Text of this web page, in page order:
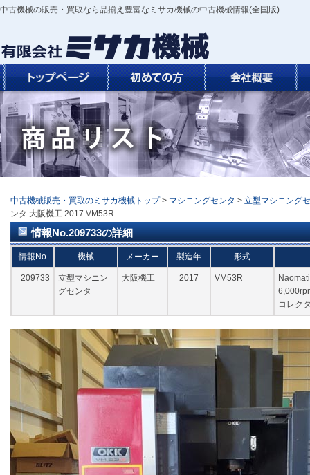
中古機械の販売・買取なら品揃え豊富なミサカ機械の中古機械情報(全国版)
中古機械販売・買取のミサカ機械トップ > マシニングセンタ > 立型マシニング
ンタ 大阪機工 2017 VM53R
情報No.209733の詳細
情報No 機械 メーカー 製造年 形式
209733
立型マシニン
グセンタ
大阪機工 2017 VM53R
コレク